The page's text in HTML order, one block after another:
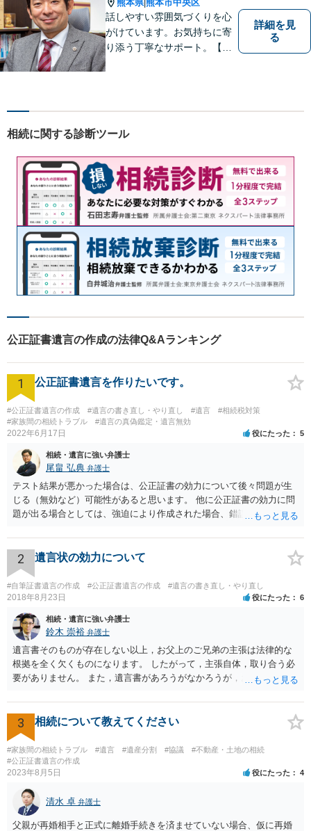
熊本県|熊本市中央区
話しやすい雰囲気づくりを心
がけています。お気持ちに寄
り添う丁寧なサポート。【借
ート。企業からのご相談も承
用特約の利用可【夜間・休日
面談可】
詳細を見
る
相続に関する診断ツール
公正証書遺言の作成の法律Q&Aランキング
1 公正証書遺言を作りたいです。
#公正証書遺言の作成 #遺言の書き直し・やり直し #遺言
#相続税対策
#家族間の相続トラブル
#遺言の真偽鑑定・遺言無効
2022年6月17日 役にたった 5
相続・遺言に強い弁護士
尾畠 弘典 弁護士
テスト結果が悪かった場合は、公正証書の効力について後々問題が生
じる（無効など）可能性があると思います。 他に公正証書の効力に問
題が出る場合としては、強迫により作成された場合、錯誤（勘違い）
すが、弁護士に作成を依頼する場合は、１０～数十万円程度になるケ
ースが多いと思います。 報酬体系は、弁護士ごとに異なりますので一
律の基準はありません。
2 遺言状の効力について
#自筆証書遺言の作成 #公正証書遺言の作成 #遺言の書き直し・やり直し
2018年8月23日 役にたった 6
相続・遺言に強い弁護士
鈴木 崇裕 弁護士
遺言書そのものが存在しない以上，お父上のご兄弟の主張は法律的な
根拠を全く欠くものになります。 したがって，主張自体，取り合う必
要がありません。 また，遺言書があろうがなかろうが，お父上のご兄
ご回答にもありますが， 代理人弁護士をたてて，その弁護士から相手
方に対して， ・相続に関する主張は法的根拠がなく，一切応じないこ
と ・今後一切の連絡をしてこないでほしいこと ・連絡を継続してくる
ようであれば警察への通報や法的措置も辞さないこと などを記載した
書面を発送してもらうことがよろしいように思います。
3 相続について教えてください
#家族間の相続トラブル #遺言 #遺産分割 #協議
#不動産・土地の相続
#公正証書遺言の作成
2023年8月5日 役にたった 4
清水 卓 弁護士
父親が再婚相手と正式に離婚手続きを済ませていない場合、仮に再婚